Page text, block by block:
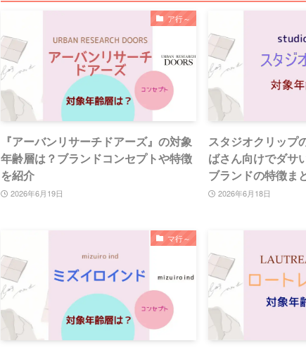
ア行～
『アーバンリサーチドアーズ』の対象
年齢層は？ブランドコンセプトや特徴
を紹介
2026年6月19日
スタジオクリップ
ばさん向けでダサ
ブランドの特徴ま
2026年6月18日
マ行～